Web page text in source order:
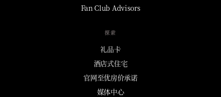
Fan Club Advisors
探索
礼品卡
酒店式住宅
官网至优房价承诺
媒体中心